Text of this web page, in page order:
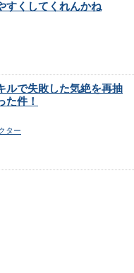
すくしてくれんかね
ルで失敗した気絶を再抽
た件！
ター